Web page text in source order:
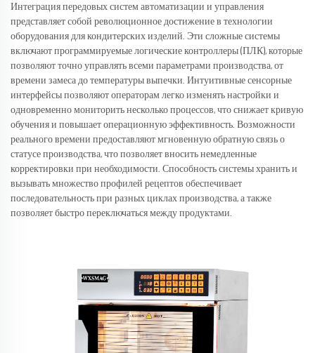
Интеграция передовых систем автоматизации и управления
представляет собой революционное достижение в технологии
оборудования для кондитерских изделий. Эти сложные системы
включают программируемые логические контроллеры (ПЛК), которые
позволяют точно управлять всеми параметрами производства, от
времени замеса до температуры выпечки. Интуитивные сенсорные
интерфейсы позволяют операторам легко изменять настройки и
одновременно мониторить несколько процессов, что снижает кривую
обучения и повышает операционную эффективность. Возможности
реального времени предоставляют мгновенную обратную связь о
статусе производства, что позволяет вносить немедленные
корректировки при необходимости. Способность системы хранить и
вызывать множество профилей рецептов обеспечивает
последовательность при разных циклах производства, а также
позволяет быстро переключаться между продуктами.